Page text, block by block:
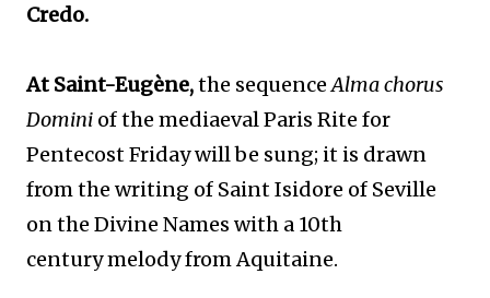
Credo.
At Saint-Eugène,the sequenceAlma chorus
Domini of the mediaeval Paris Rite for
Pentecost Friday will be sung; it is drawn
from the writing of Saint Isidore of Seville
on the Divine Names with a 10th
centurymelody from Aquitaine.